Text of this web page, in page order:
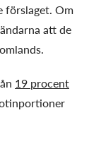
förslaget. Om
att de
19 procent